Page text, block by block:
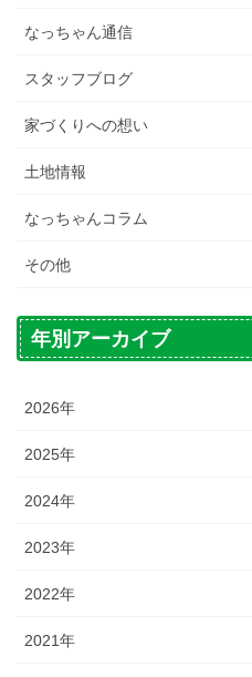
なっちゃん通信
スタッフブログ
家づくりへの想い
土地情報
なっちゃんコラム
その他
年別アーカイブ
2026年
2025年
2024年
2023年
2022年
2021年